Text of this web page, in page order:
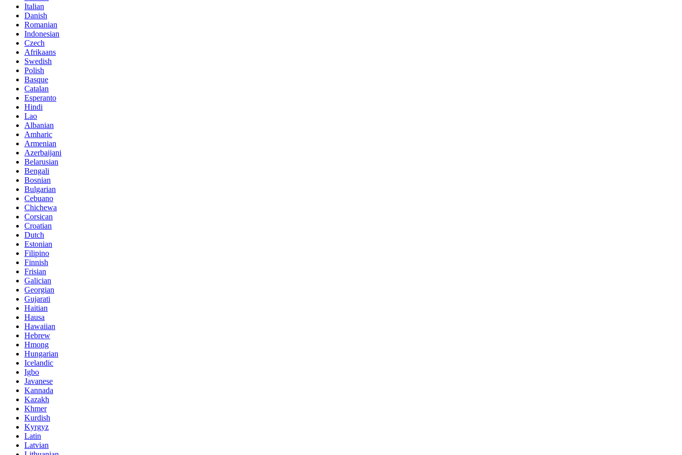
Italian
Danish
Romanian
Indonesian
Czech
Afrikaans
Swedish
Polish
Basque
Catalan
Esperanto
Hindi
Lao
Albanian
Amharic
Armenian
Azerbaijani
Belarusian
Bengali
Bosnian
Bulgarian
Cebuano
Chichewa
Corsican
Croatian
Dutch
Estonian
Filipino
Finnish
Frisian
Galician
Georgian
Gujarati
Haitian
Hausa
Hawaiian
Hebrew
Hmong
Hungarian
Icelandic
Igbo
Javanese
Kannada
Kazakh
Khmer
Kurdish
Kyrgyz
Latin
Latvian